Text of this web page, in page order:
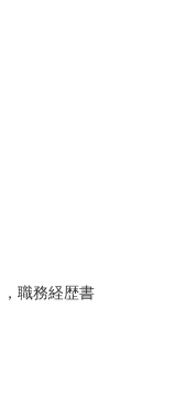
職務経歴書